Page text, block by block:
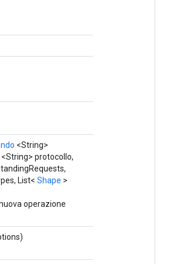
<String>
<String> protocollo,
List< Shape >
operazione